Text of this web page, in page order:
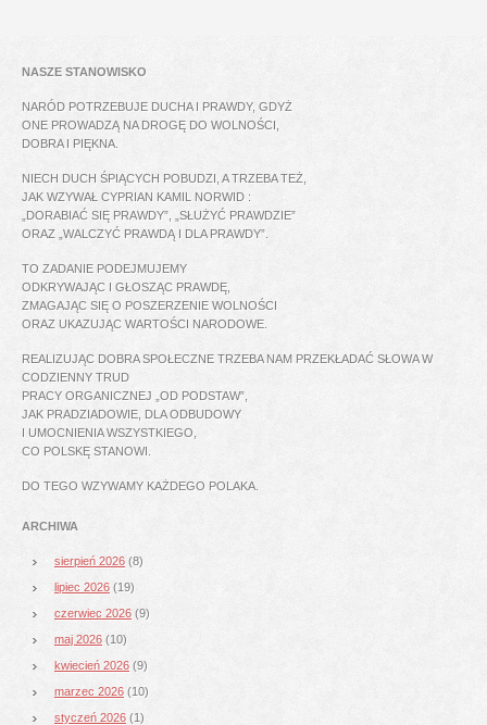
NASZE STANOWISKO
NARÓD POTRZEBUJE DUCHA I PRAWDY, GDYŻ
ONE PROWADZĄ NA DROGĘ DO WOLNOŚCI,
DOBRA I PIĘKNA.
NIECH DUCH ŚPIĄCYCH POBUDZI, A TRZEBA TEŻ,
JAK WZYWAŁ CYPRIAN KAMIL NORWID :
„DORABIAĆ SIĘ PRAWDY”, „SŁUŻYĆ PRAWDZIE”
ORAZ „WALCZYĆ PRAWDĄ I DLA PRAWDY”.
TO ZADANIE PODEJMUJEMY
ODKRYWAJĄC I GŁOSZĄC PRAWDĘ,
ZMAGAJĄC SIĘ O POSZERZENIE WOLNOŚCI
ORAZ UKAZUJĄC WARTOŚCI NARODOWE.
REALIZUJĄC DOBRA SPOŁECZNE TRZEBA NAM PRZEKŁADAĆ SŁOWA W
CODZIENNY TRUD
PRACY ORGANICZNEJ „OD PODSTAW”,
JAK PRADZIADOWIE, DLA ODBUDOWY
I UMOCNIENIA WSZYSTKIEGO,
CO POLSKĘ STANOWI.
DO TEGO WZYWAMY KAŻDEGO POLAKA.
ARCHIWA
sierpień 2026 (8)
lipiec 2026 (19)
czerwiec 2026 (9)
maj 2026 (10)
kwiecień 2026 (9)
marzec 2026 (10)
styczeń 2026 (1)